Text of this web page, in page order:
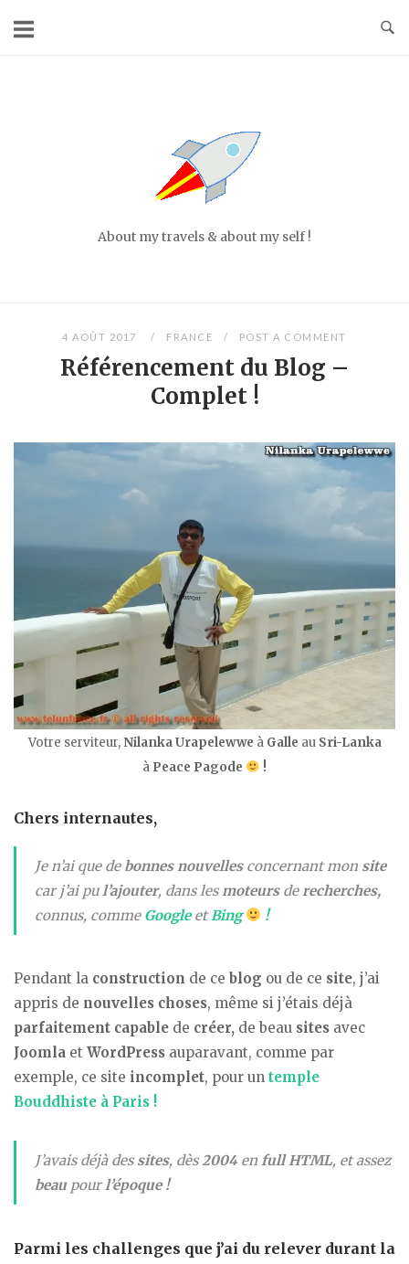
About my travels & about my self !
4 AOÛT 2017 FRANCE POST A COMMENT
Référencement du Blog –
Complet !
Votre serviteur,Nilanka Urapelewwe à Galle au Sri-Lanka
à Peace Pagode !
Chers internautes,
Je n’ai que de bonnes nouvellesconcernant mon site
car j’ai pu l’ajouter, dans les moteursde recherches,
connus, comme Google et Bing !
Pendant la construction de ce blog ou de ce site, j’ai
appris de nouvelles choses, même si j’étais déjà
parfaitement capable de créer, de beau sites avec
Joomla et WordPress auparavant, comme par
exemple, ce site incomplet, pour un temple
Bouddhiste à Paris !
J’avais déjà des sites, dès2004en full HTML, et assez
beaupourl’époque !
Parmi les challenges que j’ai du relever durant la